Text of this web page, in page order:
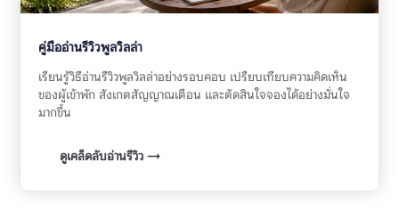
คู่มืออ่านรีวิวพูลวิลล่า
เรียนรู้วิธีอ่านรีวิวพูลวิลล่าอย่างรอบคอบ เปรียบเทียบความคิดเห็น
ของผู้เข้าพัก สังเกตสัญญาณเตือน และตัดสินใจจองได้อย่างมั่นใจ
มากขึ้น
ดูเคล็ดลับอ่านรีวิว →